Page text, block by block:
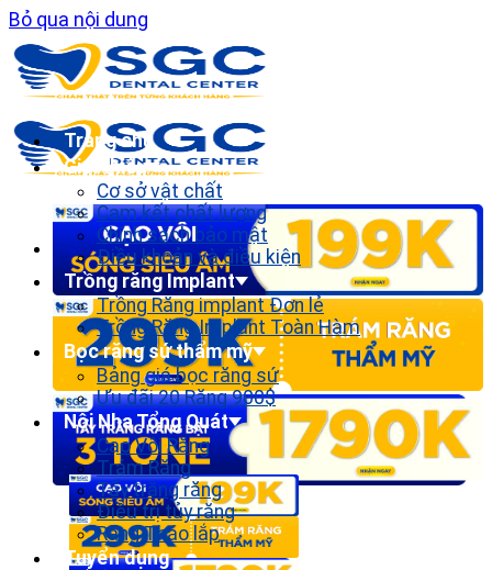
Bỏ qua nội dung
Trang chủ
Giới thiệu
Cơ sở vật chất
Cam kết chất lượng
Chính sách bảo mật
Điều khoản và điều kiện
Trồng răng Implant
Trồng Răng implant Đơn lẻ
Trồng Răng Implant Toàn Hàm
Bọc răng sứ thẩm mỹ
Bảng giá bọc răng sứ
Ưu đãi 20 Răng 900$
Nội Nha Tổng Quát
Cạo Vôi Răng
Trám Răng
Tẩy trắng răng
Điều trị tủy răng
Răng Tháo lắp
Tuyển dụng